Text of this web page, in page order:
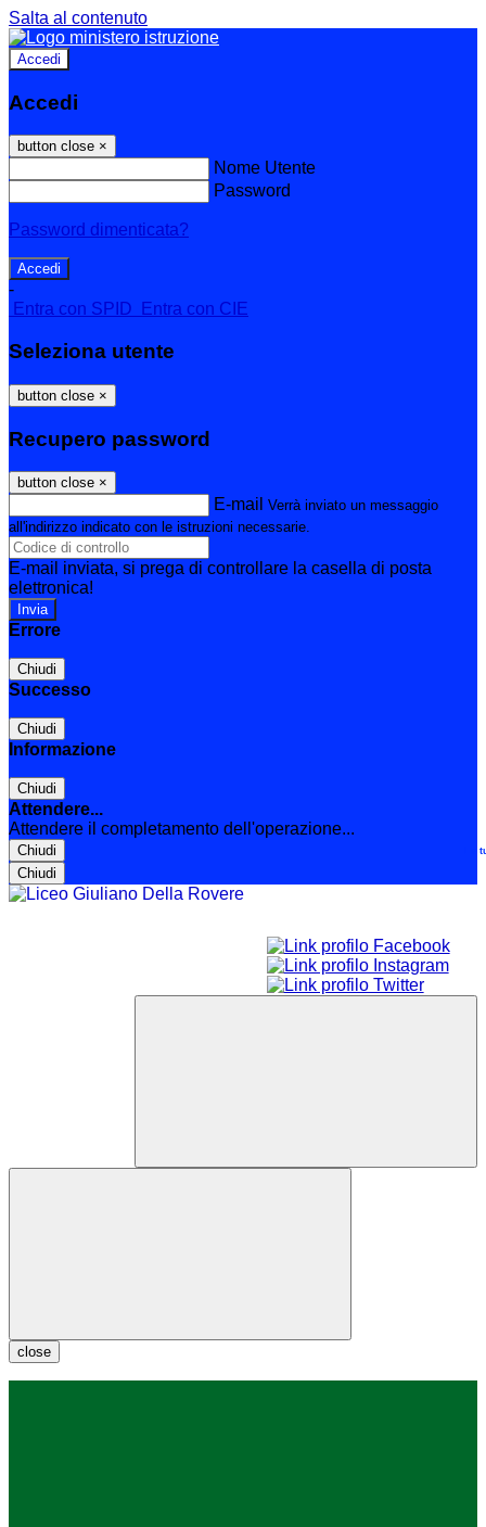
Salta al contenuto
Accedi
Accedi
button close ×
Nome Utente
Password
Password dimenticata?
-
Entra con SPID
Entra con CIE
Seleziona utente
button close ×
Recupero password
button close ×
E-mail Verrà inviato un messaggio
all'indirizzo indicato con le istruzioni necessarie.
E-mail inviata, si prega di controllare la casella di posta
elettronica!
Errore
Chiudi
Successo
Chiudi
Informazione
Chiudi
Attendere...
Attendere il completamento dell'operazione...
Chiudi
Chiudi
Le
close